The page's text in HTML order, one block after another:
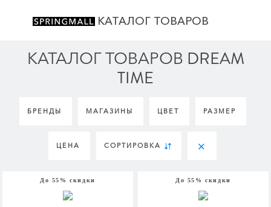
КАТАЛОГ ТОВАРОВ
КАТАЛОГ ТОВАРОВ DREAM
TIME
БРЕНДЫ МАГАЗИНЫ ЦВЕТ РАЗМЕР
ЦЕНА СОРТИРОВКА
До 55% скидки До 55% скидки